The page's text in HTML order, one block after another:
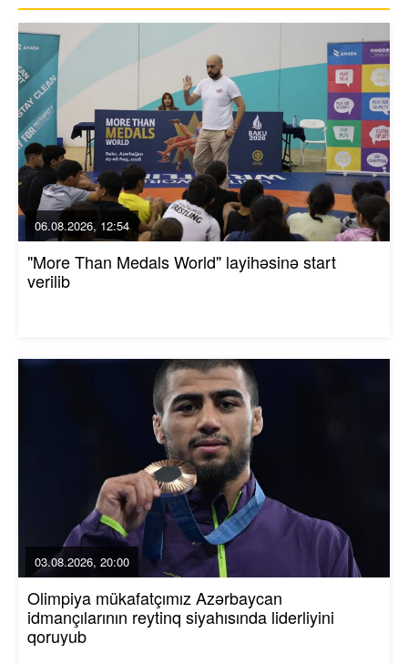
06.08.2026, 12:54
"More Than Medals World" layihəsinə start
verilib
03.08.2026, 20:00
Olimpiya mükafatçımız Azərbaycan
idmançılarının reytinq siyahısında liderliyini
qoruyub